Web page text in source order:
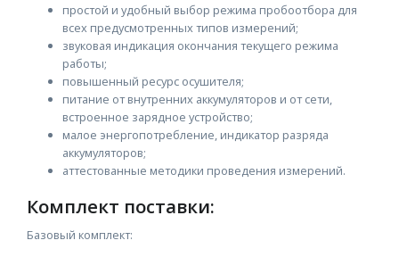
простой и удобный выбор режима пробоотбора для
всех предусмотренных типов измерений;
звуковая индикация окончания текущего режима
работы;
повышенный ресурс осушителя;
питание от внутренних аккумуляторов и от сети,
встроенное зарядное устройство;
малое энергопотребление, индикатор разряда
аккумуляторов;
аттестованные методики проведения измерений.
Комплект поставки:
Базовый комплект: